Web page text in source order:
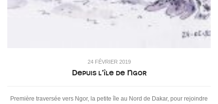
24 FÉVRIER 2019
Depuis l’île de Ngor
Première traversée vers Ngor, la petite île au Nord de Dakar, pour rejoindre